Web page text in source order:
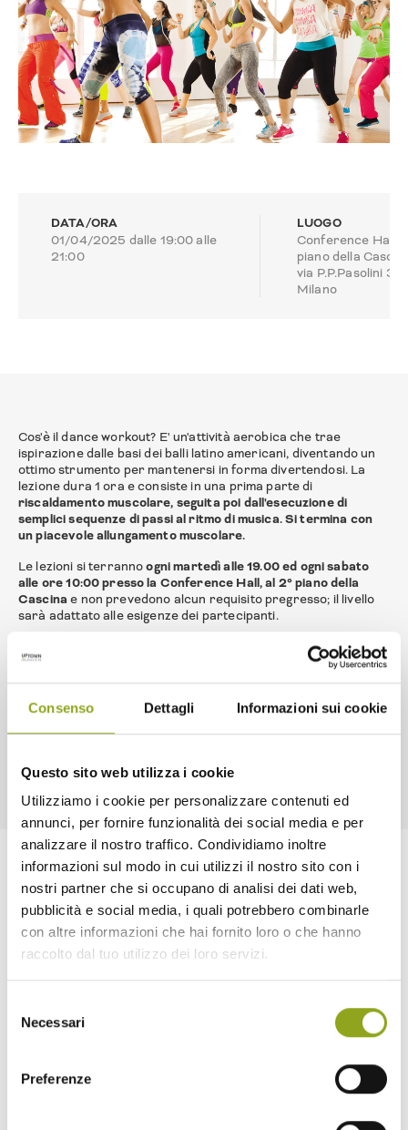
Consenso Dettagli Informazioni sui cookie
Questo sito web utilizza i cookie
Utilizziamo i cookie per personalizzare contenuti ed
annunci, per fornire funzionalità dei social media e per
analizzare il nostro traffico. Condividiamo inoltre
informazioni sul modo in cui utilizzi il nostro sito con i
nostri partner che si occupano di analisi dei dati web,
pubblicità e social media, i quali potrebbero combinarle
con altre informazioni che hai fornito loro o che hanno
raccolto dal tuo utilizzo dei loro servizi.
delNecessari
Preferenze
DATA/ORA
01/04/2025 dalle 19:00 alle
21:00
LUOGO
Conference Hall,
piano della
via P.P.Pasolini 3,
Milano
Cos'è il dance workout? E' un'attività aerobica che trae
ispirazione dalle basi dei balli latino americani, diventando un
ottimo strumento per mantenersi in forma divertendosi. La
lezione dura 1 ora e consiste in una prima parte di
riscaldamento muscolare, seguita poi dall'esecuzione di
semplici sequenze di passi al ritmo di musica. Si termina con
un piacevole allungamento muscolare.
Le lezioni si terrannoogni martedì alle 19.00 ed ogni sabato
alle ore 10:00 presso la Conference Hall, al 2° piano della
Cascinae non prevedono alcun requisito pregresso; il livello
sarà adattato alle esigenze dei partecipanti.
Per info ed iscrizioni: giuliana@danzailtuoviaggio.com
Home